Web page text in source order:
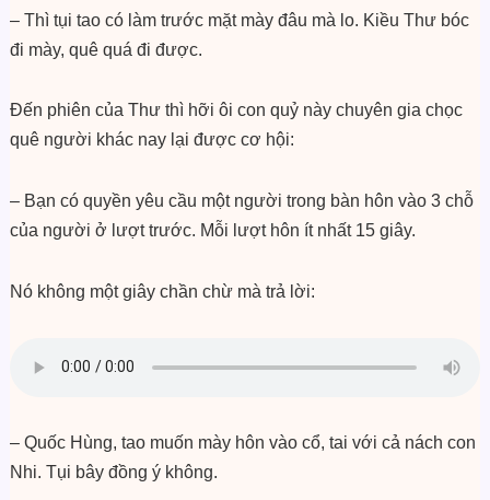
– Thì tụi tao có làm trước mặt mày đâu mà lo. Kiều Thư bóc
đi mày, quê quá đi được.
Đến phiên của Thư thì hỡi ôi con quỷ này chuyên gia chọc
quê người khác nay lại được cơ hội:
– Bạn có quyền yêu cầu một người trong bàn hôn vào 3 chỗ
của người ở lượt trước. Mỗi lượt hôn ít nhất 15 giây.
Nó không một giây chần chừ mà trả lời:
– Quốc Hùng, tao muốn mày hôn vào cổ, tai với cả nách con
Nhi. Tụi bây đồng ý không.